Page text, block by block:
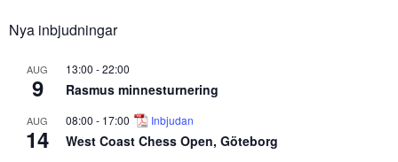
Nya inbjudningar
AUG
9
13:00 -22:00
Rasmus minnesturnering
AUG
14
08:00 - 17:00 Inbjudan
West Coast Chess Open, Göteborg